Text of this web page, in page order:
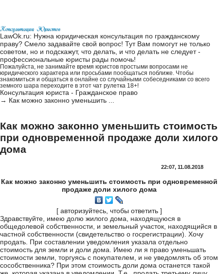
LawOk.ru: Нужна юридическая консультация по гражданскому
праву? Смело задавайте свой вопрос! Тут Вам помогут не только
советом, но и подскажут, что делать, и что делать не следует -
профессиональные юристы рады помочь!
Пожалуйста, не занимайте время юристов простыми вопросами не
юридического характера или просьбами пообщаться поближе. Чтобы
знакомиться и общаться в онлайне со случайными собеседниками со всего
земного шара переходите в этот чат рулетка 18+!
Консультация юриста - Гражданское право
→ Как можно законно уменьшить ...
Как можно законно уменьшить стоимость
при одновременной продаже доли хилого
дома
22:07, 11.08.2018
Как можно законно уменьшить стоимость при одновременной
продаже доли хилого дома
[ авторизуйтесь, чтобы ответить]
Здравствуйте, имею долю жилого дома, находящуюся в
общедолевой собственности, и земельный участок, находящийся в
частной собственности (свидетельство о госрегистрации). Хочу
продать. При составлении уведомления указала отдельно
стоимость для земли и доли дома. Имею ли я право уменьшать
стоимости земли, торгуясь с покупателем, и не уведомлять об этом
сособственника? При этом стоимость доли дома останется такой